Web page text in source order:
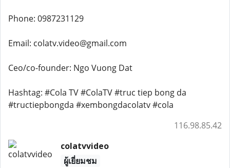
Phone: 0987231129
Email: colatv.video@gmail.com
Ceo/co-founder: Ngo Vuong Dat
Hashtag: #Cola TV #ColaTV #truc tiep bong da
#tructiepbongda #xembongdacolatv #cola
116.98.85.42
colatvvideo
ผู้เยี่ยมชม